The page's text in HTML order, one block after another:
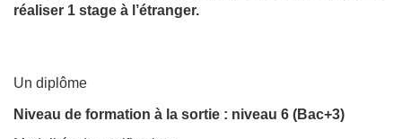
réaliser 1 stage à l’étranger.
Un diplôme
Niveau de formation à la sortie : niveau 6 (Bac+3)